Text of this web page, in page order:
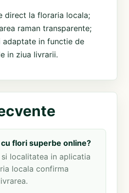
direct la floraria locala;
raman transparente;
in functie de
in ziua livrarii.
flori superbe online?
localitatea in aplicatia
locala confirma